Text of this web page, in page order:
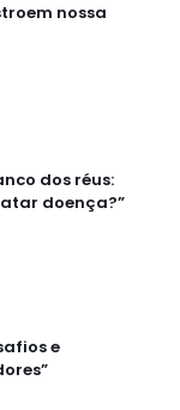
nossa
dos réus:
doença?”
e